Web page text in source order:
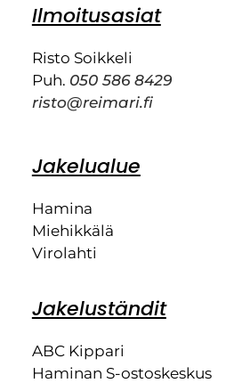
Ilmoitusasiat
Risto Soikkeli
Puh. 050 586 8429
risto@reimari.fi
Jakelualue
Hamina
Miehikkälä
Virolahti
Jakeluständit
ABC Kippari
Haminan S-ostoskeskus